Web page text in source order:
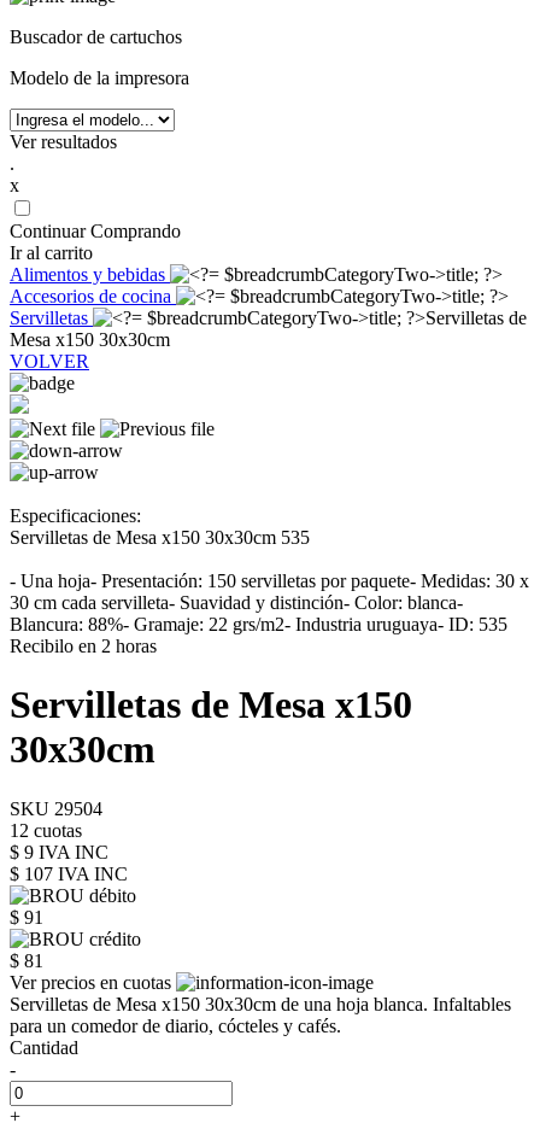
Buscador de cartuchos
Modelo de la impresora
Ver resultados
.
x
Continuar Comprando
Ir al carrito
Alimentos y bebidas
Accesorios de cocina
Servilletas
Servilletas de
Mesa x150 30x30cm
VOLVER
Especificaciones:
Servilletas de Mesa x150 30x30cm 535
- Una hoja- Presentación: 150 servilletas por paquete- Medidas: 30 x
30 cm cada servilleta- Suavidad y distinción- Color: blanca-
Blancura: 88%- Gramaje: 22 grs/m2- Industria uruguaya- ID: 535
Recibilo en 2 horas
Servilletas de Mesa x150
30x30cm
SKU 29504
12 cuotas
$ 9 IVA INC
$ 107 IVA INC
$ 91
$ 81
Ver precios en cuotas
Servilletas de Mesa x150 30x30cm de una hoja blanca. Infaltables
para un comedor de diario, cócteles y cafés.
Cantidad
-
+